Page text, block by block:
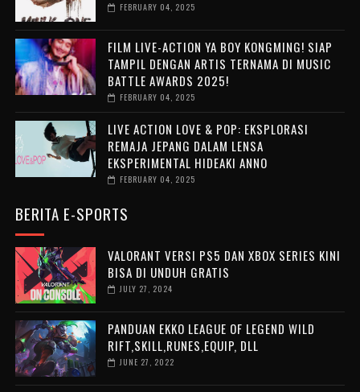
FEBRUARY 04, 2025
FILM LIVE-ACTION YA BOY KONGMING! SIAP
TAMPIL DENGAN ARTIS TERNAMA DI MUSIC
BATTLE AWARDS 2025!
FEBRUARY 04, 2025
LIVE ACTION LOVE & POP: EKSPLORASI
REMAJA JEPANG DALAM LENSA
EKSPERIMENTAL HIDEAKI ANNO
FEBRUARY 04, 2025
BERITA E-SPORTS
VALORANT VERSI PS5 DAN XBOX SERIES KINI
BISA DI UNDUH GRATIS
JULY 27, 2024
PANDUAN EKKO LEAGUE OF LEGEND WILD
RIFT,SKILL,RUNES,EQUIP, DLL
JUNE 27, 2022